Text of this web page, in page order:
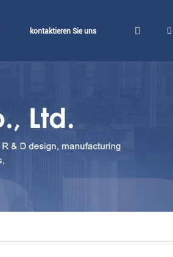
kontaktieren Sie uns